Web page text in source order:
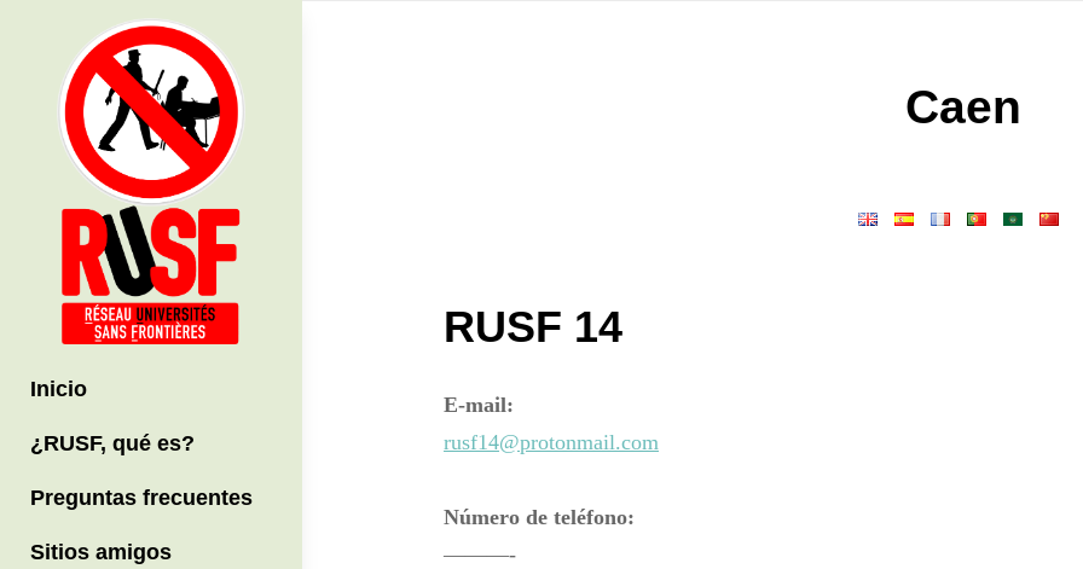
content
Inicio
¿RUSF, qué es?
Preguntas frecuentes
Sitios amigos
Caen
RUSF 14
E-mail:
rusf14@protonmail.com
Número de teléfono:
———-